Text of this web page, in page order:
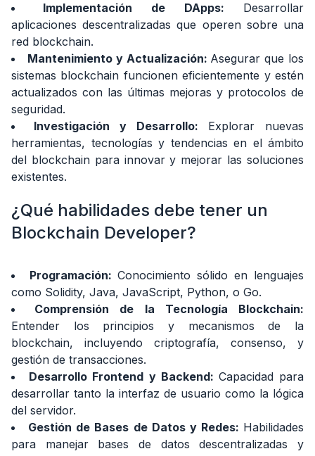
como
Blockchain
Developer?
¿Cuáles
son
principales
herramientas/tecnologías
de
un
Blockchain
7.
¿Cómo
es
entrevista
para
Blockchain
Developer?
Implementación de DApps: Desarrollar
aplicaciones descentralizadas que operen sobre una
red blockchain.
Mantenimiento y Actualización: Asegurar que los
sistemas blockchain funcionen eficientemente y estén
actualizados con las últimas mejoras y protocolos de
seguridad.
Investigación y Desarrollo: Explorar nuevas
herramientas, tecnologías y tendencias en el ámbito
del blockchain para innovar y mejorar las soluciones
existentes.
¿Qué habilidades debe tener un
Blockchain Developer?
Programación: Conocimiento sólido en lenguajes
como Solidity, Java, JavaScript, Python, o Go.
Comprensión de la Tecnología Blockchain:
Entender los principios y mecanismos de la
blockchain, incluyendo criptografía, consenso, y
gestión de transacciones.
Desarrollo Frontend y Backend: Capacidad para
desarrollar tanto la interfaz de usuario como la lógica
del servidor.
Gestión de Bases de Datos y Redes: Habilidades
para manejar bases de datos descentralizadas y